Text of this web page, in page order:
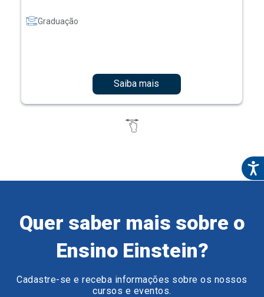
Graduação
Saiba mais
Quer saber mais sobre o
Ensino Einstein?
Cadastre-se e receba informações sobre os nossos
cursos e eventos.